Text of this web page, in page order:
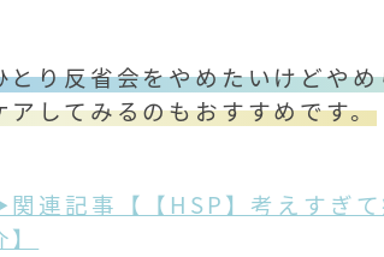
とり反省会をやめたいけどや
アしてみるのもおすすめです。
連記事【【HSP】考えすぎ